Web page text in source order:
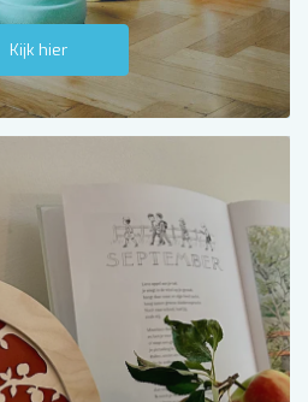
Kijk hier